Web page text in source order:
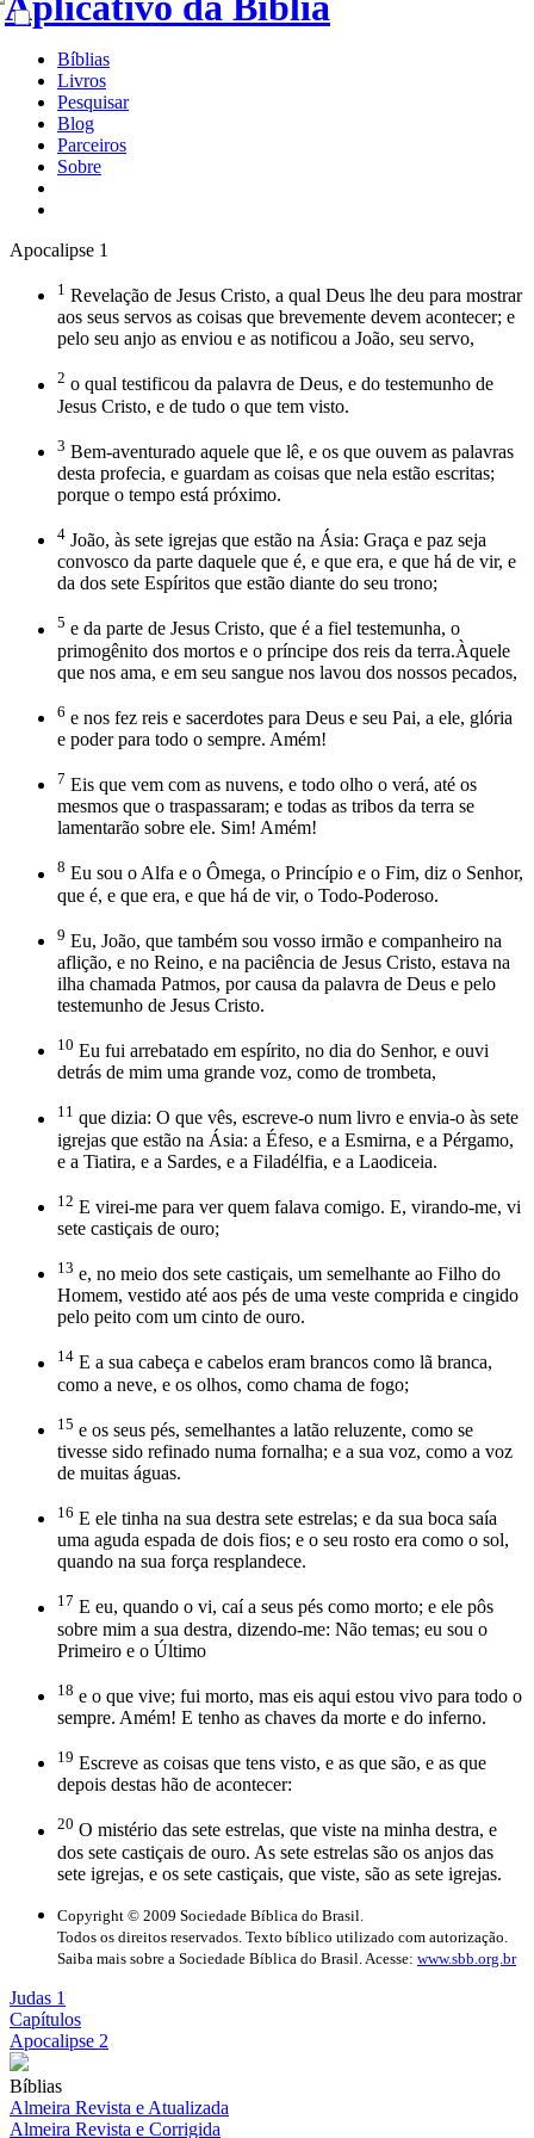
Bíblias
Livros
Pesquisar
Blog
Parceiros
Sobre
Apocalipse 1
1 Revelação de Jesus Cristo, a qual Deus lhe deu para mostrar
aos seus servos as coisas que brevemente devem acontecer; e
pelo seu anjo as enviou e as notificou a João, seu servo,
2 o qual testificou da palavra de Deus, e do testemunho de
Jesus Cristo, e de tudo o que tem visto.
3 Bem-aventurado aquele que lê, e os que ouvem as palavras
desta profecia, e guardam as coisas que nela estão escritas;
porque o tempo está próximo.
4 João, às sete igrejas que estão na Ásia: Graça e paz seja
convosco da parte daquele que é, e que era, e que há de vir, e
da dos sete Espíritos que estão diante do seu trono;
5 e da parte de Jesus Cristo, que é a fiel testemunha, o
primogênito dos mortos e o príncipe dos reis da terra.Àquele
que nos ama, e em seu sangue nos lavou dos nossos pecados,
6 e nos fez reis e sacerdotes para Deus e seu Pai, a ele, glória
e poder para todo o sempre. Amém!
7 Eis que vem com as nuvens, e todo olho o verá, até os
mesmos que o traspassaram; e todas as tribos da terra se
lamentarão sobre ele. Sim! Amém!
8 Eu sou o Alfa e o Ômega, o Princípio e o Fim, diz o Senhor,
que é, e que era, e que há de vir, o Todo-Poderoso.
9 Eu, João, que também sou vosso irmão e companheiro na
aflição, e no Reino, e na paciência de Jesus Cristo, estava na
ilha chamada Patmos, por causa da palavra de Deus e pelo
testemunho de Jesus Cristo.
10 Eu fui arrebatado em espírito, no dia do Senhor, e ouvi
detrás de mim uma grande voz, como de trombeta,
11 que dizia: O que vês, escreve-o num livro e envia-o às sete
igrejas que estão na Ásia: a Éfeso, e a Esmirna, e a Pérgamo,
e a Tiatira, e a Sardes, e a Filadélfia, e a Laodiceia.
12 E virei-me para ver quem falava comigo. E, virando-me, vi
sete castiçais de ouro;
13 e, no meio dos sete castiçais, um semelhante ao Filho do
Homem, vestido até aos pés de uma veste comprida e cingido
pelo peito com um cinto de ouro.
14 E a sua cabeça e cabelos eram brancos como lã branca,
como a neve, e os olhos, como chama de fogo;
15 e os seus pés, semelhantes a latão reluzente, como se
tivesse sido refinado numa fornalha; e a sua voz, como a voz
de muitas águas.
16 E ele tinha na sua destra sete estrelas; e da sua boca saía
uma aguda espada de dois fios; e o seu rosto era como o sol,
quando na sua força resplandece.
17 E eu, quando o vi, caí a seus pés como morto; e ele pôs
sobre mim a sua destra, dizendo-me: Não temas; eu sou o
Primeiro e o Último
18 e o que vive; fui morto, mas eis aqui estou vivo para todo o
sempre. Amém! E tenho as chaves da morte e do inferno.
19 Escreve as coisas que tens visto, e as que são, e as que
depois destas hão de acontecer:
20 O mistério das sete estrelas, que viste na minha destra, e
dos sete castiçais de ouro. As sete estrelas são os anjos das
sete igrejas, e os sete castiçais, que viste, são as sete igrejas.
Copyright © 2009 Sociedade Bíblica do Brasil.
Todos os direitos reservados. Texto bíblico utilizado com autorização.
Saiba mais sobre a Sociedade Bíblica do Brasil. Acesse: www.sbb.org.br
Judas 1
Capítulos
Apocalipse 2
Bíblias
Almeira Revista e Atualizada
Almeira Revista e Corrigida